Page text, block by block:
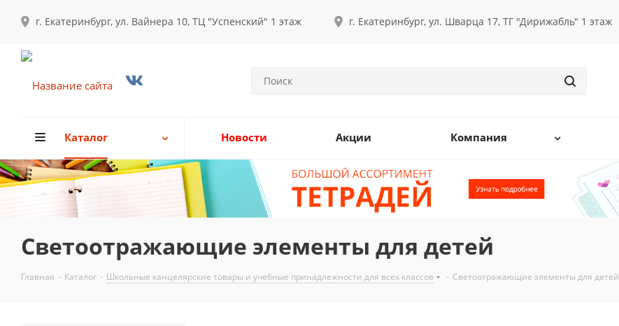
г. Екатеринбург, ул. Вайнера 10, ТЦ "Успенский" 1 этаж г. Екатеринбург, ул. Шварца 17, ТГ "Дирижабль" 1 этаж
Каталог Новости Акции Компания
Светоотражающие элементы для детей
Главная - Каталог - Школьные канцелярские товары и учебные принадлежности для всех классов - Светоотражающие элементы для детей